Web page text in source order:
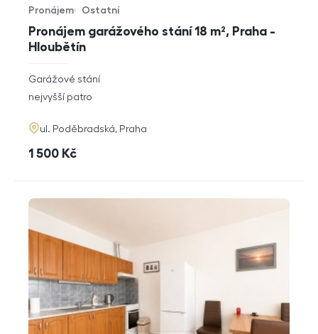
Pronájem garážového stání 18 m², Praha -
Hloubětín
Typ nabídky
Pronájem
Typ nemovitosti
Ostatní
rozměry
dispozice
Garážové stání
funkce
nejvyšší patro
adresa
ul. Poděbradská, Praha
cena
1 500 Kč